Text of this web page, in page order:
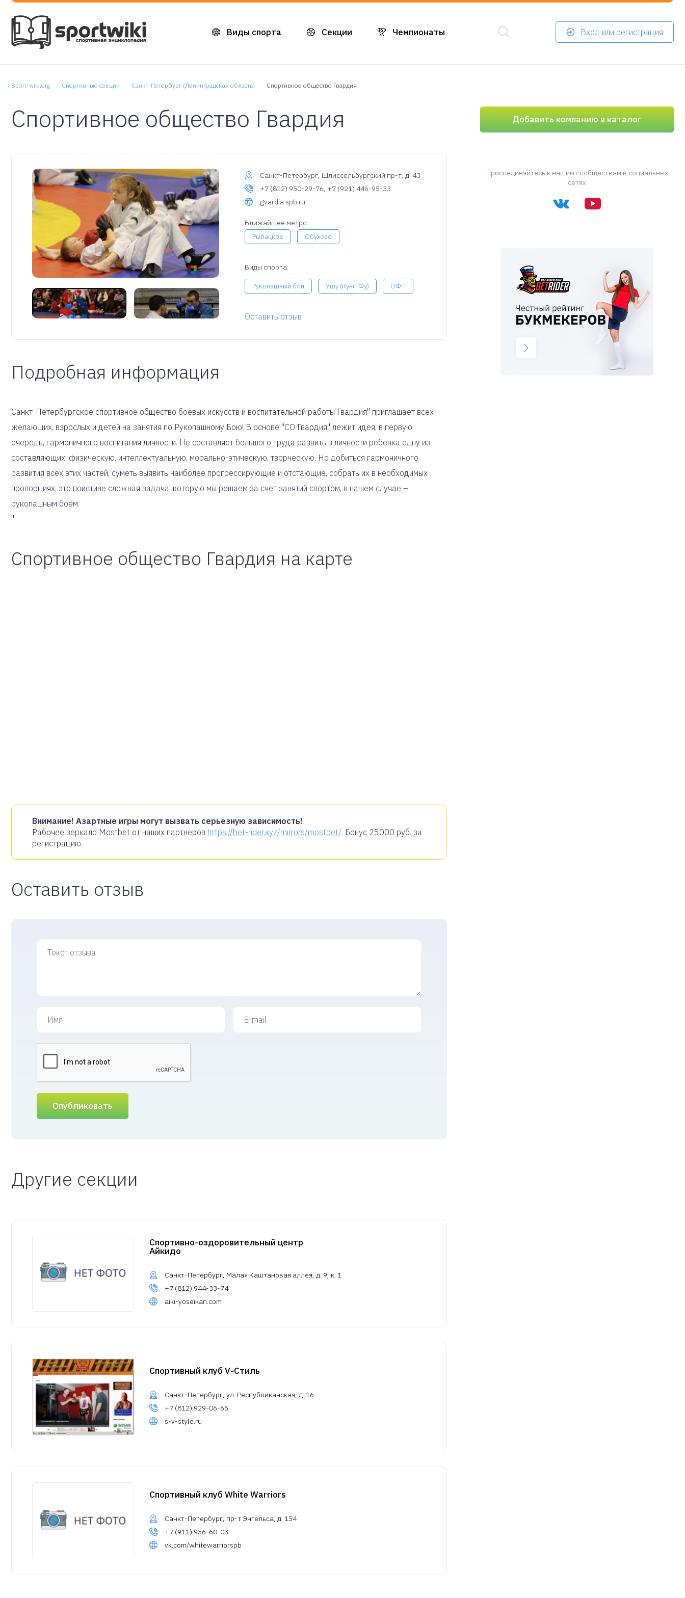
Виды спорта Секции Чемпионаты Вход или регистрация
Sport-wiki.org Спортивные секции Санкт-Петербург (Ленинградская область) Спортивное общество Гвардия
Спортивное общество Гвардия
Санкт-Петербург, Шлиссельбургский пр-т, д. 43
+7 (812) 950-29-76, +7 (921) 446-95-33
gvardia.spb.ru
Ближайшее метро:
Рыбацкое Обухово
Виды спорта:
Рукопашный бой Ушу (Кунг-Фу) ОФП
Оставить отзыв
Подробная информация
Санкт-Петербургское спортивное общество боевых искусств и воспитательной работы Гвардия" приглашает всех
желающих, взрослых и детей на занятия по Рукопашному Бою! В основе "СО Гвардия" лежит идея, в первую
очередь, гармоничного воспитания личности. Не составляет большого труда развить в личности ребенка одну из
составляющих: физическую, интеллектуальную, морально-этическую, творческую. Но добиться гармоничного
развития всех этих частей, суметь выявить наиболее прогрессирующие и отстающие, собрать их в необходимых
пропорциях, это поистине сложная задача, которую мы решаем за счет занятий спортом, в нашем случае –
рукопашным боем.
"
Спортивное общество Гвардия на карте
Внимание! Азартные игры могут вызвать серьезную зависимость!
Рабочее зеркало Mostbet от наших партнеров https://bet-rider.xyz/mirrors/mostbet/. Бонус 25000 руб. за
регистрацию.
Оставить отзыв
Опубликовать
Другие секции
Спортивно-оздоровительный центр
Айкидо
Санкт-Петербург, Малая Каштановая аллея, д. 9, к. 1
+7 (812) 944-33-74
aiki-yoseikan.com
Спортивный клуб V-Стиль
Санкт-Петербург, ул. Республиканская, д. 16
+7 (812) 929-06-65
s-v-style.ru
Спортивный клуб White Warriors
Санкт-Петербург, пр-т Энгельса, д. 154
+7 (911) 936-60-03
vk.com/whitewarriorspb
Добавить компанию в каталог
Присоединяйтесь к нашим сообществам в социальных
сетях